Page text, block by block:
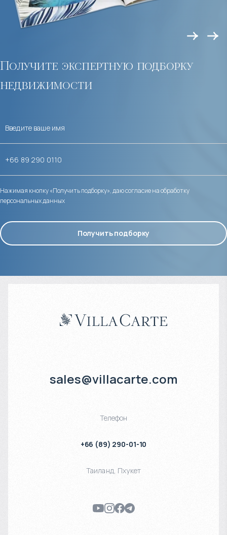
Получите экспертную подборку
недвижимости
Нажимая кнопку «Получить подборку», даю согласие на обработку
персональных данных
Получить подборку
sales@villacarte.com
Телефон
+66 (89) 290-01-10
Таиланд, Пхукет